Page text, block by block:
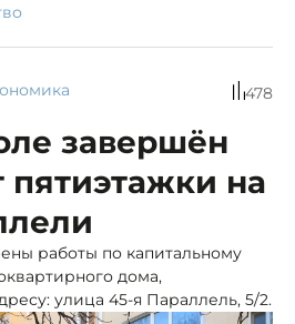
478
завершён
пятиэтажки на
работы по капитальному
дома,
улица 45-я Параллель, 5/2.